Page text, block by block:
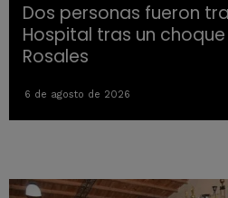
Dos personas fueron
Hospital tras un
Rosales
6 de agosto de 2026